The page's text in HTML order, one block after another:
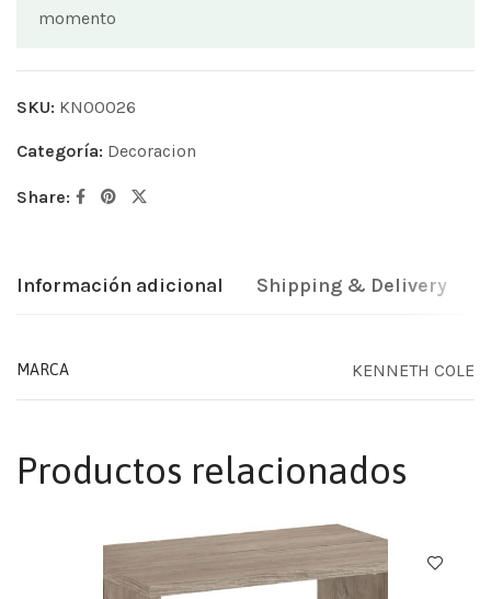
momento
SKU: KN00026
Categoría: Decoracion
Share:
Información adicional Shipping & Delivery
MARCA KENNETH COLE
Productos relacionados